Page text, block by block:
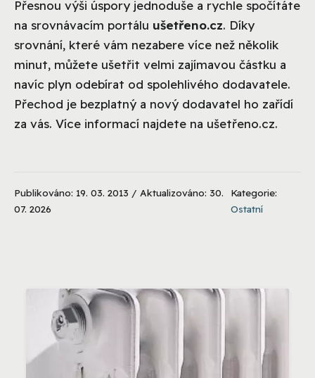
Přesnou výši úspory jednoduše a rychle spočítáte
na srovnávacím portálu ušetřeno.cz. Díky
srovnání, které vám nezabere více než několik
minut, můžete ušetřit velmi zajímavou částku a
navíc plyn odebírat od spolehlivého dodavatele.
Přechod je bezplatný a nový dodavatel ho zařídí
za vás. Více informací najdete na ušetřeno.cz.
Publikováno: 19. 03. 2013 / Aktualizováno: 30.
07. 2026
Kategorie:
Ostatní